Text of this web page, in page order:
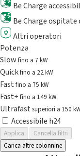
Be Charge
Be Charge
Altri operatori
Potenza
Slowfino a 7 kW
Quickfino a 22 kW
Fastfino a 75 kW
Fast+fino a 149 kW
Ultrafast superiori a 150
Accessibile h24
Applica
Cancella filtri
Carica altre colonnine